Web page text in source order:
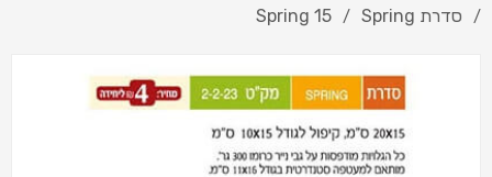
/ סדרת Spring /
Spring 15